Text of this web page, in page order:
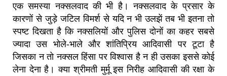
एक समस्या नक्सलवाद की भी है। नक्सलवाद के प्रसार के
कारणों से जुड़े जटिल विमर्श से यदि न भी उलझें तब भी इतना तो
स्पष्ट दिखता है कि नक्सलियों और पुलिस दोनों का कहर सबसे
ज्यादा उस भोले-भाले और शांतिप्रिय आदिवासी पर टूटा है
जिसका न तो नक्सल हिंसा पर विश्वास है न ही उसका इससे कोई
लेना देना है। क्या श्रीमती मुर्मू इस निरीह आदिवासी की रक्षा के